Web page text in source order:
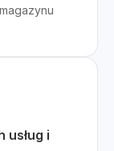
usług i